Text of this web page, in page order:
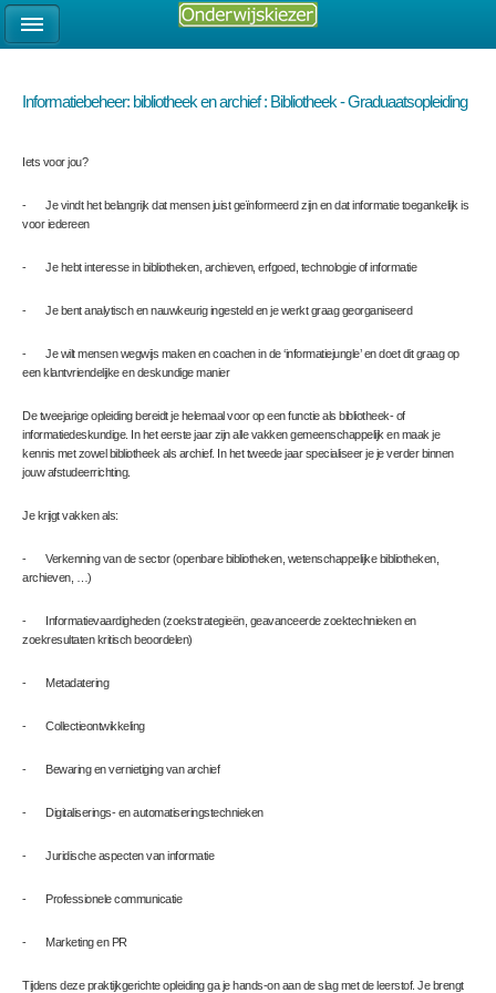
Informatiebeheer: bibliotheek en archief : Bibliotheek - Graduaatsopleiding
Iets voor jou?
- Je vindt het belangrijk dat mensen juist geïnformeerd zijn en dat informatie toegankelijk is
voor iedereen
- Je hebt interesse in bibliotheken, archieven, erfgoed, technologie of informatie
- Je bent analytisch en nauwkeurig ingesteld en je werkt graag georganiseerd
- Je wilt mensen wegwijs maken en coachen in de ‘informatiejungle’ en doet dit graag op
een klantvriendelijke en deskundige manier
De tweejarige opleiding bereidt je helemaal voor op een functie als bibliotheek- of
informatiedeskundige. In het eerste jaar zijn alle vakken gemeenschappelijk en maak je
kennis met zowel bibliotheek als archief. In het tweede jaar specialiseer je je verder binnen
jouw afstudeerrichting.
Je krijgt vakken als:
- Verkenning van de sector (openbare bibliotheken, wetenschappelijke bibliotheken,
archieven, …)
- Informatievaardigheden (zoekstrategieën, geavanceerde zoektechnieken en
zoekresultaten kritisch beoordelen)
- Metadatering
- Collectieontwikkeling
- Bewaring en vernietiging van archief
- Digitaliserings- en automatiseringstechnieken
- Juridische aspecten van informatie
- Professionele communicatie
- Marketing en PR
Tijdens deze praktijkgerichte opleiding ga je hands-on aan de slag met de leerstof. Je brengt